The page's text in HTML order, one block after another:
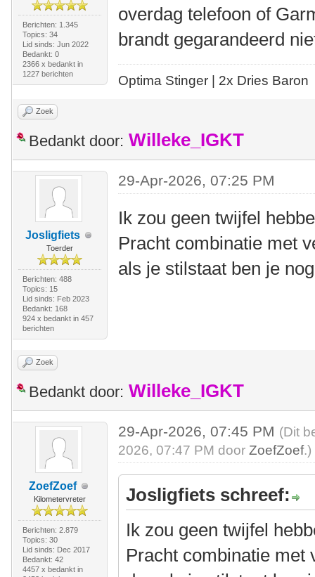
Berichten: 1.345
Topics: 34
Lid sinds: Jun 2022
Bedankt: 0
2366 x bedankt in
1227 berichten
overdag telefoon of
brandt gegarandeerd
Optima Stinger | 2x Dries Baron
Zoek
Bedankt door: Willeke_IGKT
Josligfiets
Toerder
Berichten: 488
Topics: 15
Lid sinds: Feb 2023
Bedankt: 168
924 x bedankt in 457
berichten
29-Apr-2026, 07:25 PM
Ik zou geen twijfel
Pracht combinatie met
als je stilstaat ben je
Zoek
Bedankt door: Willeke_IGKT
ZoefZoef
Kilometervreter
Berichten: 2.879
Topics: 30
Lid sinds: Dec 2017
Bedankt: 42
4457 x bedankt in
29-Apr-2026, 07:45 PM (Dit
2026, 07:47 PM doorZoefZoef.)
Josligfiets schreef:
Ik zou geen twijfel
Pracht combinatie met